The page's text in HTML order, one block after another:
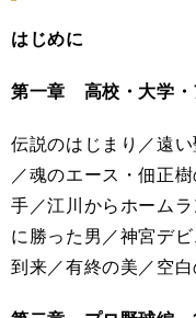
はじめに
第一章 高校・大学
伝説のはじまり／遠
／魂のエース・佃正
手／江川からホーム
に勝った男／神宮デ
到来／有終の美／空白